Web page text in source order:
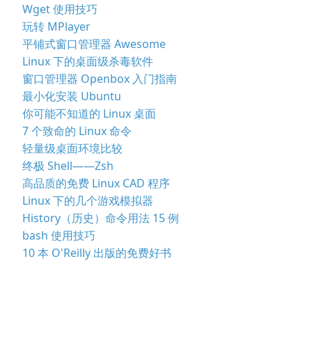
Wget 使用技巧
玩转 MPlayer
平铺式窗口管理器 Awesome
Linux 下的桌面级杀毒软件
窗口管理器 Openbox 入门指南
最小化安装 Ubuntu
你可能不知道的 Linux 桌面
7 个致命的 Linux 命令
轻量级桌面环境比较
终极 Shell——Zsh
高品质的免费 Linux CAD 程序
Linux 下的几个游戏模拟器
History（历史）命令用法 15 例
bash 使用技巧
10 本 O'Reilly 出版的免费好书